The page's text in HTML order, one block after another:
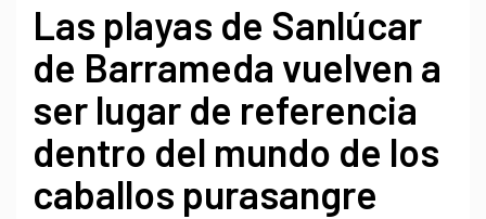
Las playas de Sanlúcar
de Barrameda vuelven a
ser lugar de referencia
dentro del mundo de los
caballos purasangre